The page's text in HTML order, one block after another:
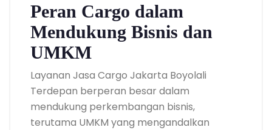
Peran Cargo dalam
Mendukung Bisnis dan
UMKM
Layanan Jasa Cargo Jakarta Boyolali
Terdepan berperan besar dalam
mendukung perkembangan bisnis,
terutama UMKM yang mengandalkan